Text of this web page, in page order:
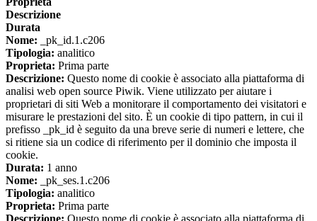
Descrizione
Durata
Nome: _pk_id.1.c206
Tipologia: analitico
Proprieta: Prima parte
Descrizione: Questo nome di cookie è associato alla piattaforma di
analisi web open source Piwik. Viene utilizzato per aiutare i
proprietari di siti Web a monitorare il comportamento dei visitatori e
misurare le prestazioni del sito. È un cookie di tipo pattern, in cui il
prefisso _pk_id è seguito da una breve serie di numeri e lettere, che
si ritiene sia un codice di riferimento per il dominio che imposta il
cookie.
Durata: 1 anno
Nome: _pk_ses.1.c206
Tipologia: analitico
Proprieta: Prima parte